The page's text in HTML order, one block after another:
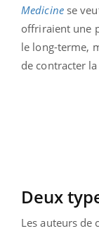
Medicinese
offriraient une
le long-terme,
de contracter
Deux
Les auteurs de